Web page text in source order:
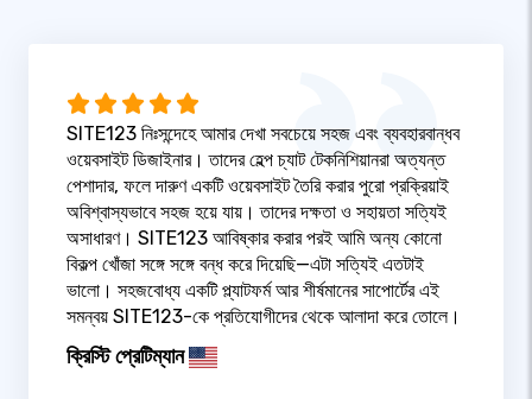
SITE123 নিঃসন্দেহে আমার দেখা সবচেয়ে সহজ এবং ব্যবহারবান্ধব
ওয়েবসাইট ডিজাইনার। তাদের হেল্প চ্যাট টেকনিশিয়ানরা অত্যন্ত
পেশাদার, ফলে দারুণ একটি ওয়েবসাইট তৈরি করার পুরো প্রক্রিয়াই
অবিশ্বাস্যভাবে সহজ হয়ে যায়। তাদের দক্ষতা ও সহায়তা সত্যিই
অসাধারণ। SITE123 আবিষ্কার করার পরই আমি অন্য কোনো
বিকল্প খোঁজা সঙ্গে সঙ্গে বন্ধ করে দিয়েছি—এটা সত্যিই এতটাই
ভালো। সহজবোধ্য একটি প্ল্যাটফর্ম আর শীর্ষমানের সাপোর্টের এই
সমন্বয় SITE123-কে প্রতিযোগীদের থেকে আলাদা করে তোলে।
ক্রিস্টি প্রেটিম্যান